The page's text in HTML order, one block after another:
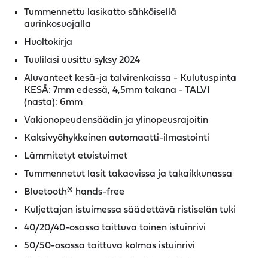
Tummennettu lasikatto sähköisellä
aurinkosuojalla
Huoltokirja
Tuulilasi uusittu syksy 2024
Aluvanteet kesä-ja talvirenkaissa - Kulutuspinta
KESÄ: 7mm edessä, 4,5mm takana - TALVI
(nasta): 6mm
Vakionopeudensäädin ja ylinopeusrajoitin
Kaksivyöhykkeinen automaatti-ilmastointi
Lämmitetyt etuistuimet
Tummennetut lasit takaovissa ja takaikkunassa
Bluetooth® hands-free
Kuljettajan istuimessa säädettävä ristiselän tuki
40/20/40-osassa taittuva toinen istuinrivi
50/50-osassa taittuva kolmas istuinrivi